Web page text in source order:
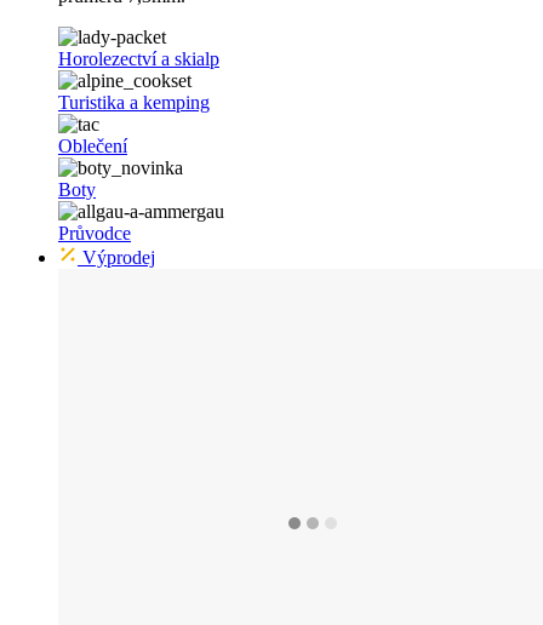
Horolezectví a skialp
Turistika a kemping
Oblečení
Boty
Průvodce
Výprodej